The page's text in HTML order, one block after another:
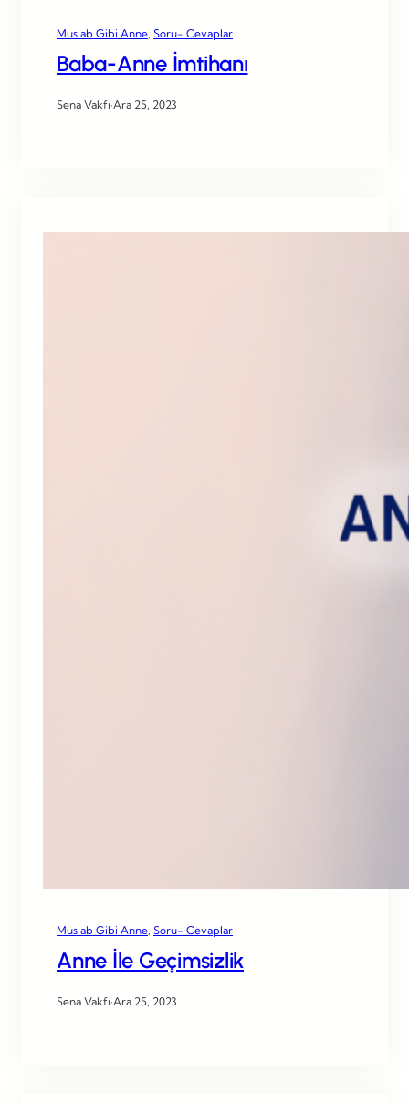
Mus’ab Gibi Anne Soru- Cevaplar
Baba-Anne İmtihanı
Sena Vakfı·Ara 25, 2023
Mus’ab Gibi Anne Soru- Cevaplar
Anne İle Geçimsizlik
Sena Vakfı·Ara 25, 2023